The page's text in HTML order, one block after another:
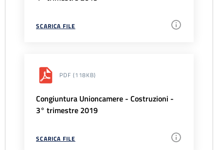
SCARICA FILE
PDF (118KB)
Congiuntura Unioncamere - Costruzioni -
3° trimestre 2019
SCARICA FILE